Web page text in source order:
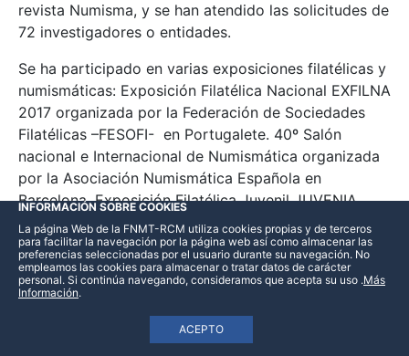
revista Numisma, y se han atendido las solicitudes de
72 investigadores o entidades.
Se ha participado en varias exposiciones filatélicas y
numismáticas: Exposición Filatélica Nacional EXFILNA
2017 organizada por la Federación de Sociedades
Filatélicas –FESOFI- en Portugalete. 40º Salón
nacional e Internacional de Numismática organizada
por la Asociación Numismática Española en
Barcelona. Exposición Filatélica Juvenil JUVENIA
2017 en Avilés. 49ª Feria Nacional del Sello en
Madrid.
Dentro de las actividades del Museo, se han
organizado 16 Conciertos, entre los didácticos para
escolares y los vespertinos para el público general, 7
Cuentacuentos y 159 Visitas-taller para grupos de
INFORMACIÓN SOBRE COOKIES
La página Web de la FNMT-RCM utiliza cookies propias y de terceros
para facilitar la navegación por la página web así como almacenar las
preferencias seleccionadas por el usuario durante su navegación. No
empleamos las cookies para almacenar o tratar datos de carácter
personal. Si continúa navegando, consideramos que acepta su uso
ACEPTO
.Más
Información.